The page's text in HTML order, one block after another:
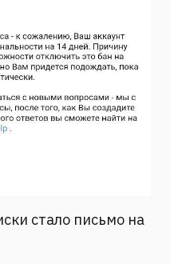
стало письмо на